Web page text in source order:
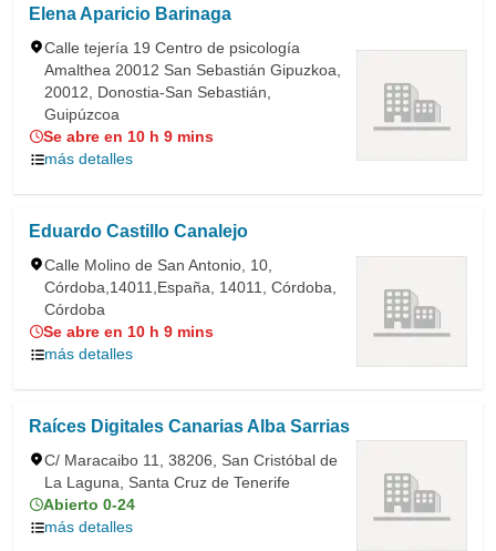
Elena Aparicio Barinaga
Calle tejería 19 Centro de psicología
Amalthea 20012 San Sebastián Gipuzkoa,
20012, Donostia-San Sebastián,
Guipúzcoa
Se abre en 10 h 9 mins
más detalles
Eduardo Castillo Canalejo
Calle Molino de San Antonio, 10,
Córdoba,14011,España, 14011, Córdoba,
Córdoba
Se abre en 10 h 9 mins
más detalles
Raíces Digitales Canarias Alba Sarrias
C/ Maracaibo 11, 38206, San Cristóbal de
La Laguna, Santa Cruz de Tenerife
Abierto 0-24
más detalles